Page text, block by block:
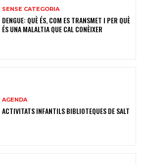
SENSE CATEGORIA
DENGUE: QUÈ ÉS, COM ES TRANSMET I PER QUÈ
ÉS UNA MALALTIA QUE CAL CONÈIXER
AGENDA
ACTIVITATS INFANTILS BIBLIOTEQUES DE SALT